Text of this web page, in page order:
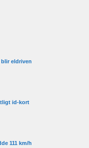
blir eldriven
id-kort
111 km/h